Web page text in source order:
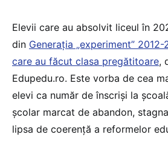
Elevii care au absolvit liceul în
din Generația „experiment”
care au făcut clasa pregătitoare,
Edupedu.ro. Este vorba de cea
elevi ca număr de înscriși la
școlar marcat de abandon,
lipsa de coerență a reformelor